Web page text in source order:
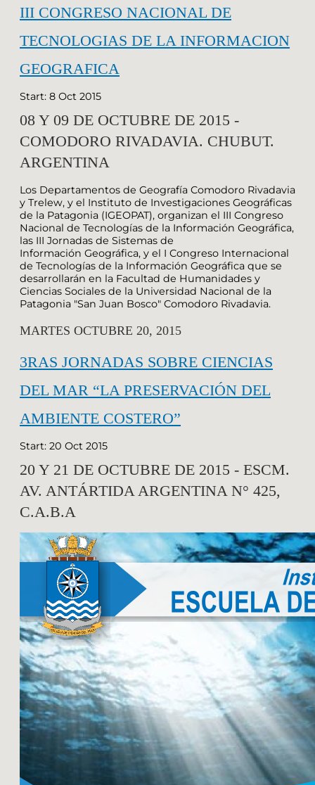
III CONGRESO NACIONAL DE
TECNOLOGIAS DE LA INFORMACION
GEOGRAFICA
Start: 8 Oct 2015
08 Y 09 DE OCTUBRE DE 2015 -
COMODORO RIVADAVIA. CHUBUT.
ARGENTINA
Los Departamentos de Geografía Comodoro Rivadavia
y Trelew, y el Instituto de Investigaciones Geográficas
de la Patagonia (IGEOPAT), organizan el III Congreso
Nacional de Tecnologías de la Información Geográfica,
las III Jornadas de Sistemas de
Información Geográfica, y el I Congreso Internacional
de Tecnologías de la Información Geográfica que se
desarrollarán en la Facultad de Humanidades y
Ciencias Sociales de la Universidad Nacional de la
Patagonia "San Juan Bosco" Comodoro Rivadavia.
MARTES OCTUBRE 20, 2015
3RAS JORNADAS SOBRE CIENCIAS
DEL MAR “LA PRESERVACIÓN DEL
AMBIENTE COSTERO”
Start: 20 Oct 2015
20 Y 21 DE OCTUBRE DE 2015 - ESCM.
AV. ANTÁRTIDA ARGENTINA N° 425,
C.A.B.A